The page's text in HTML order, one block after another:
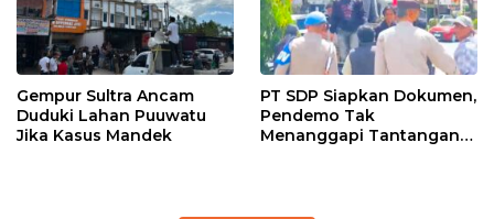
Gempur Sultra Ancam
Duduki Lahan Puuwatu
Jika Kasus Mandek
PT SDP Siapkan Dokumen,
Pendemo Tak
Menanggapi Tantangan